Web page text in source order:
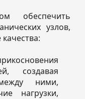
обеспечить
узлов,
создавая
ними,
нагрузки,